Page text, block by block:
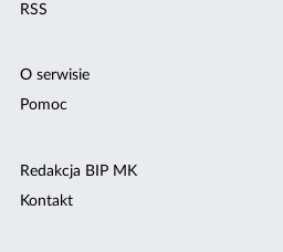
RSS
O serwisie
Pomoc
Redakcja BIP MK
Kontakt